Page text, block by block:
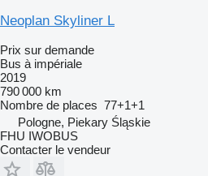
Neoplan Skyliner L
Prix sur demande
Bus à impériale
2019
790 000 km
Nombre de places 77+1+1
Pologne, Piekary Śląskie
FHU IWOBUS
Contacter le vendeur